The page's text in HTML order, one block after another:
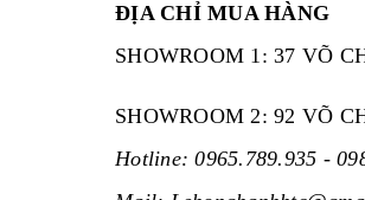
ĐỊA CHỈ MUA HÀNG
SHOWROOM 1: 37 VÕ
SHOWROOM 2: 92 VÕ
Hotline: 0965.789.935 -